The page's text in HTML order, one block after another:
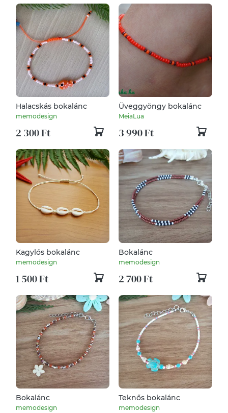
Halacskás bokalánc
memodesign
2 300 Ft
Üveggyöngy bokalánc
MeiaLua
3 990 Ft
Kagylós bokalánc
memodesign
1 500 Ft
Bokalánc
memodesign
2 700 Ft
Bokalánc
memodesign
Teknős bokalánc
memodesign